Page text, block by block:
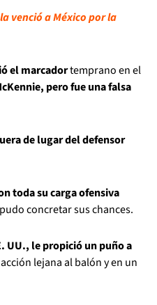
venció a México por la
el marcadortemprano en el
pero fue una falsa
de lugar del defensor
toda su carga ofensiva
concretar sus chances.
UU., le propició un puño a
lejana al balón y en un